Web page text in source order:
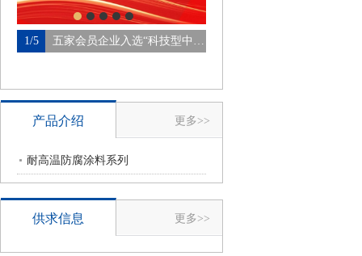
1/5 五家会员企业入选“科技型中…
产品介绍 更多>>
耐高温防腐涂料系列
供求信息 更多>>